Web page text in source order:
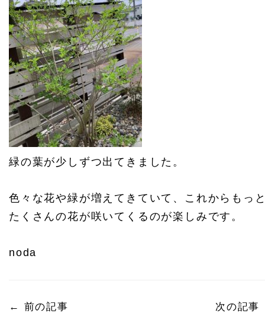
緑の葉が少しずつ出てきました。
色々な花や緑が増えてきていて、これからもっ
たくさんの花が咲いてくるのが楽しみです。
noda
← 前の記事 次の記事